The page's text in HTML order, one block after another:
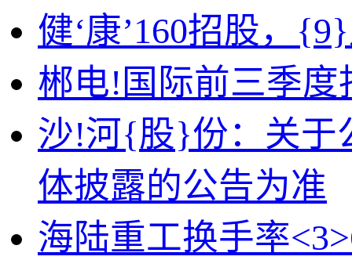
健‘康’160招股，
郴电!国际前三季度
沙!河{股}份：关于
体披露的公告为准
海陆重工换手率